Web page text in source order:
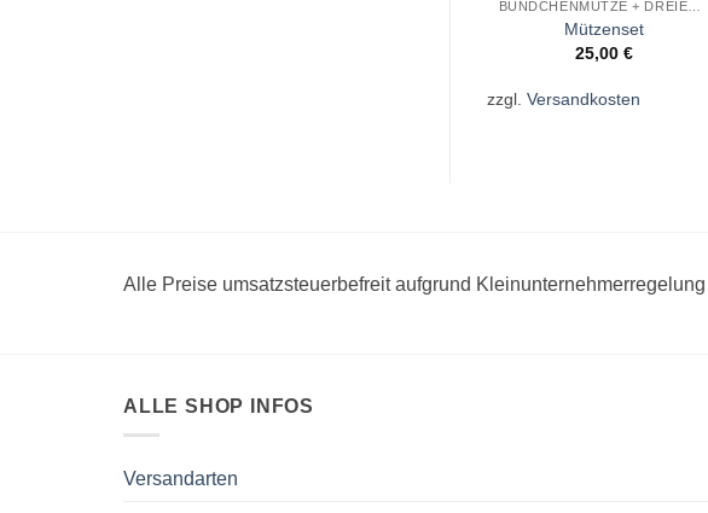
Mützenset
25,00€
zzgl. Versandkosten
Alle Preise umsatzsteuerbefreit aufgrund
ALLE SHOP INFOS
Versandarten